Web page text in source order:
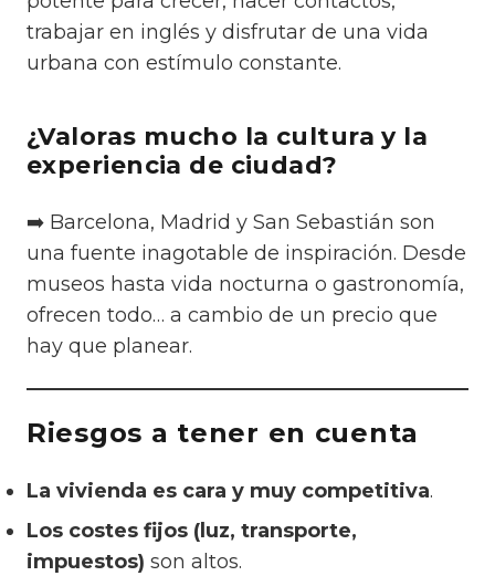
trabajar en inglés y disfrutar de una vida
urbana con estímulo constante.
¿Valoras mucho la cultura y la
experiencia de ciudad?
➡️ Barcelona, Madrid y San Sebastián son
una fuente inagotable de inspiración. Desde
museos hasta vida nocturna o gastronomía,
ofrecen todo… a cambio de un precio que
hay que planear.
Riesgos a tener en cuenta
La vivienda es cara y muy competitiva.
Los costes fijos (luz, transporte,
impuestos) son altos.